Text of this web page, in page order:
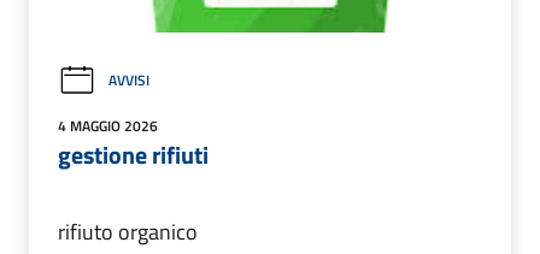
AVVISI
4 MAGGIO 2026
gestione rifiuti
rifiuto organico